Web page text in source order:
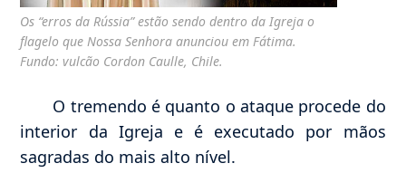
Os “erros da Rússia” estão sendo dentro da Igreja o
flagelo que Nossa Senhora anunciou em Fátima.
Fundo: vulcão Cordon Caulle, Chile.
O tremendo é quanto o ataque procede do
interior da Igreja e é executado por mãos
sagradas do mais alto nível.